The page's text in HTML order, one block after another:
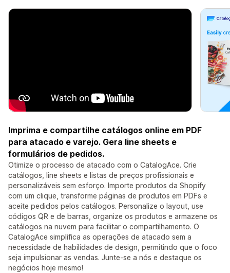
Imprima e compartilhe catálogos online em PDF
para atacado e varejo. Gera line sheets e
formulários de pedidos.
Otimize o processo de atacado com o CatalogAce. Crie
catálogos, line sheets e listas de preços profissionais e
personalizáveis sem esforço. Importe produtos da Shopify
com um clique, transforme páginas de produtos em PDFs e
aceite pedidos pelos catálogos. Personalize o layout, use
códigos QR e de barras, organize os produtos e armazene os
catálogos na nuvem para facilitar o compartilhamento. O
CatalogAce simplifica as operações de atacado sem a
necessidade de habilidades de design, permitindo que o foco
seja impulsionar as vendas. Junte-se a nós e destaque os
negócios hoje mesmo!